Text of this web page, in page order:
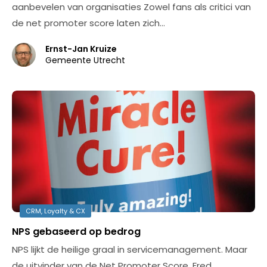
aanbevelen van organisaties Zowel fans als critici van
de net promoter score laten zich…
Ernst-Jan Kruize
Gemeente Utrecht
CRM, Loyalty & CX
NPS gebaseerd op bedrog
NPS lijkt de heilige graal in servicemanagement. Maar